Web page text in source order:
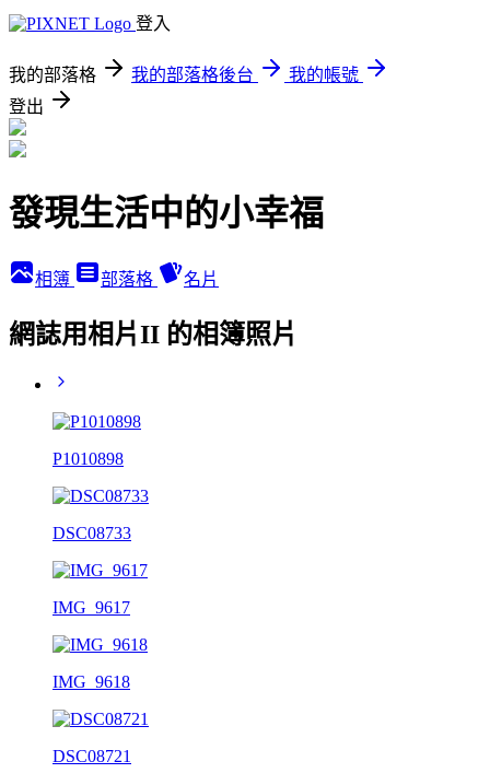
登入
我的部落格 我的部落格後台
我的帳號
登出
發現生活中的小幸福
相簿 部落格 名片
網誌用相片II 的相簿照片
P1010898
DSC08733
IMG_9617
IMG_9618
DSC08721